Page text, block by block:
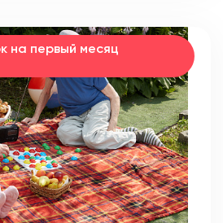
на первый месяц